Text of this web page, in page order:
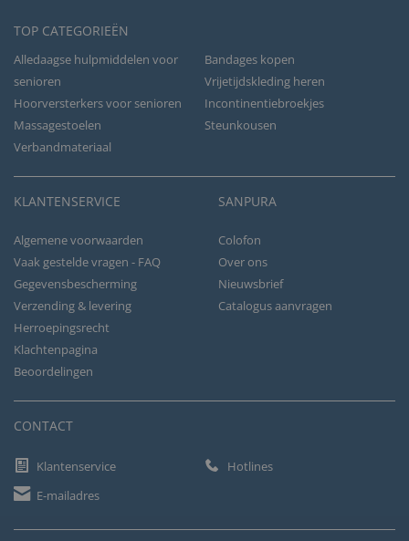
TOP CATEGORIEËN
Alledaagse hulpmiddelen voor
senioren
Bandages kopen
Vrijetijdskleding heren
Hoorversterkers voor senioren
Incontinentiebroekjes
Massagestoelen
Steunkousen
Verbandmateriaal
KLANTENSERVICE
Algemene voorwaarden
Vaak gestelde vragen - FAQ
Gegevensbescherming
Verzending & levering
Herroepingsrecht
Klachtenpagina
Beoordelingen
SANPURA
Colofon
Over ons
Nieuwsbrief
Catalogus aanvragen
CONTACT
Klantenservice
Hotlines
E-mailadres